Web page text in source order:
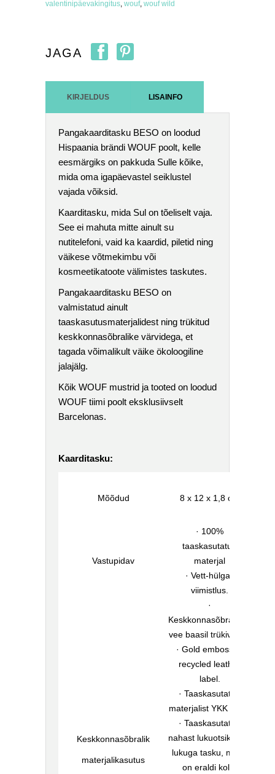
valentinipäevakingitus, wouf, wouf wild
JAGA
KIRJELDUS LISAINFO
Pangakaarditasku BESO on loodud
Hispaania brändi WOUF poolt, kelle
eesmärgiks on pakkuda Sulle kõike,
mida oma igapäevastel seiklustel
vajada võiksid.
Kaarditasku, mida Sul on tõeliselt vaja.
See ei mahuta mitte ainult su
nutitelefoni, vaid ka kaardid, piletid ning
väikese võtmekimbu või
kosmeetikatoote välimistes taskutes.
Pangakaarditasku BESO on
valmistatud ainult
taaskasutusmaterjalidest ning trükitud
keskkonnasõbralike värvidega, et
tagada võimalikult väike ökoloogiline
jalajälg.
Kõik WOUF mustrid ja tooted on loodud
WOUF tiimi poolt eksklusiivselt
Barcelonas.
Kaarditasku:
Mõõdud 8 x 12 x 1,8 cm
Vastupidav
· 100%
taaskasutatud
materjal
· Vett-hülgav
viimistlus.
Keskkonnasõbralik
materjalikasutus
·
Keskkonnasõbralikud
vee baasil trükivärvid
· Gold embossed
recycled leather
label.
· Taaskasutatud
materjalist YKK lukud
· Taaskasutatud
nahast lukuotsik- Üks
lukuga tasku, milles
on eraldi kolm